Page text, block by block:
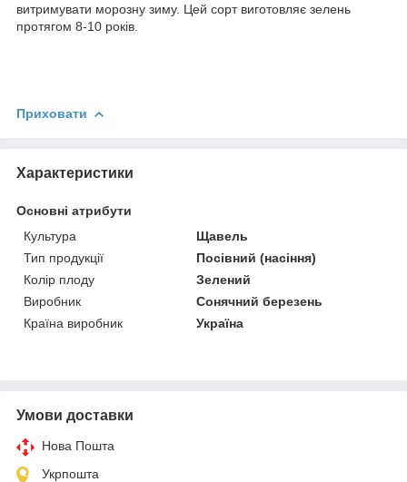
витримувати морозну зиму. Цей сорт виготовляє зелень
протягом 8-10 років.
Приховати
Характеристики
Основні атрибути
Культура
Щавель
Тип продукції
Посівний (насіння)
Колір плоду
Зелений
Виробник
Сонячний березень
Країна виробник
Україна
Умови доставки
Нова Пошта
Укрпошта